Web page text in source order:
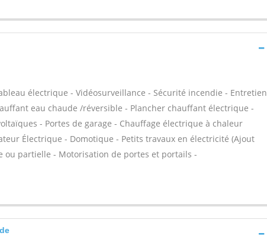
électrique - Vidéosurveillance - Sécurité incendie - Entretien
eau chaude /réversible - Plancher chauffant électrique -
- Portes de garage - Chauffage électrique à chaleur
Électrique - Domotique - Petits travaux en électricité (Ajout
ou partielle - Motorisation de portes et portails -